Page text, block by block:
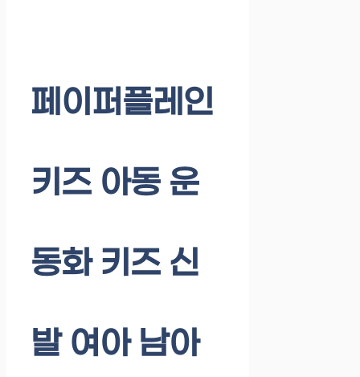
페이퍼플레인
키즈 아동 운
동화 키즈 신
발 여아 남아